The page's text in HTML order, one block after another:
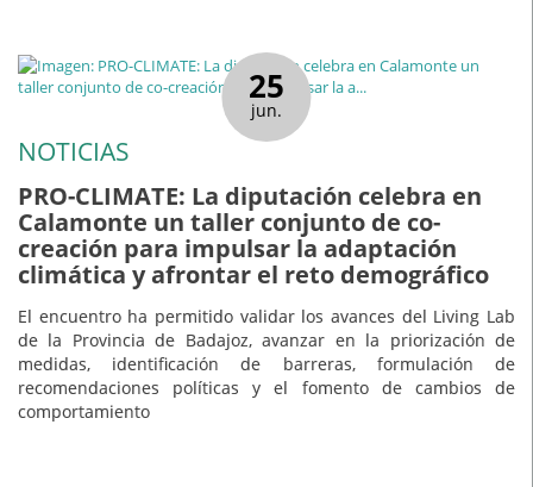
25
jun.
NOTICIAS
PRO-CLIMATE: La diputación celebra en
Calamonte un taller conjunto de co-
creación para impulsar la adaptación
climática y afrontar el reto demográfico
El encuentro ha permitido validar los avances del Living Lab
de la Provincia de Badajoz, avanzar en la priorización de
medidas, identificación de barreras, formulación de
recomendaciones políticas y el fomento de cambios de
comportamiento